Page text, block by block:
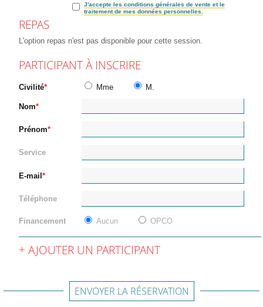
J'accepte les conditions générales de vente et le
traitement de mes données personnelles.
REPAS
L'option repas n'est pas disponible pour cette session.
PARTICIPANT À INSCRIRE
Civilité Mme M.
Nom
Prénom
Service
E-mail
Téléphone
Financement Aucun OPCO
AJOUTER UN PARTICIPANT
ENVOYER LA RÉSERVATION